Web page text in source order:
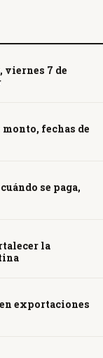
viernes 7 de
fechas de
se paga,
la
exportaciones